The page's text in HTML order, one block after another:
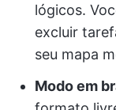
lógicos.
excluir
seu mapa
Modo em